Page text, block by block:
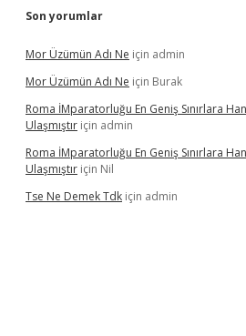
Son yorumlar
Mor Üzümün Adı Ne için admin
Mor Üzümün Adı Ne için Burak
Roma İMparatorluğu En Geniş Sınırlara
Ulaşmıştır için admin
Roma İMparatorluğu En Geniş Sınırlara
Ulaşmıştır için Nil
Tse Ne Demek Tdk için admin